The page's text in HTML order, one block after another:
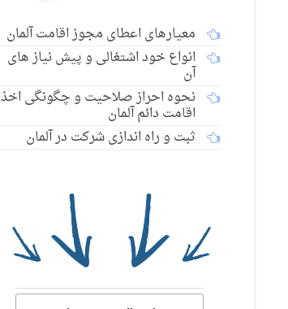
معیارهای اعطای مجوز اقامت آلمان
انواع خود اشتغالی و پیش نیاز های
آن
نحوه احراز صلاحیت و چگونگی اخذ
اقامت دائم آلمان
ثبت و راه اندازی شرکت در آلمان